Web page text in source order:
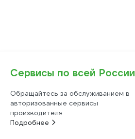
Сервисы по всей России
Обращайтесь за обслуживанием в
авторизованные сервисы
производителя
Подробнее